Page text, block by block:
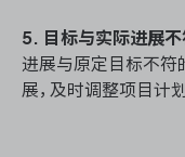
5. 目标与实际进展不
进展与原定目标不符
展，及时调整项目计